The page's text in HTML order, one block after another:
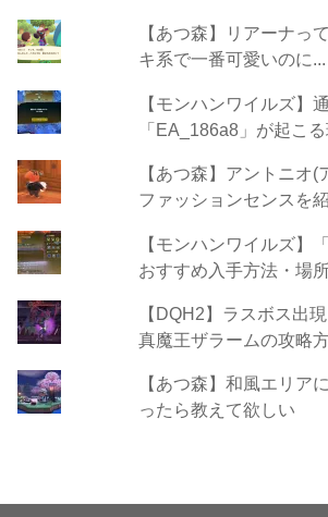
【あつ森】リアーナっ
キ系で一番可愛いのに...
【モンハンワイルズ】
「EA_186a8」が起こ
【あつ森】アントニオ(
ファッションセンスを
【モンハンワイルズ】
おすすめ入手方法・場
【DQH2】ラスボス出
真魔王ザラームの攻略
【あつ森】和風エリア
ったら教えて欲しい